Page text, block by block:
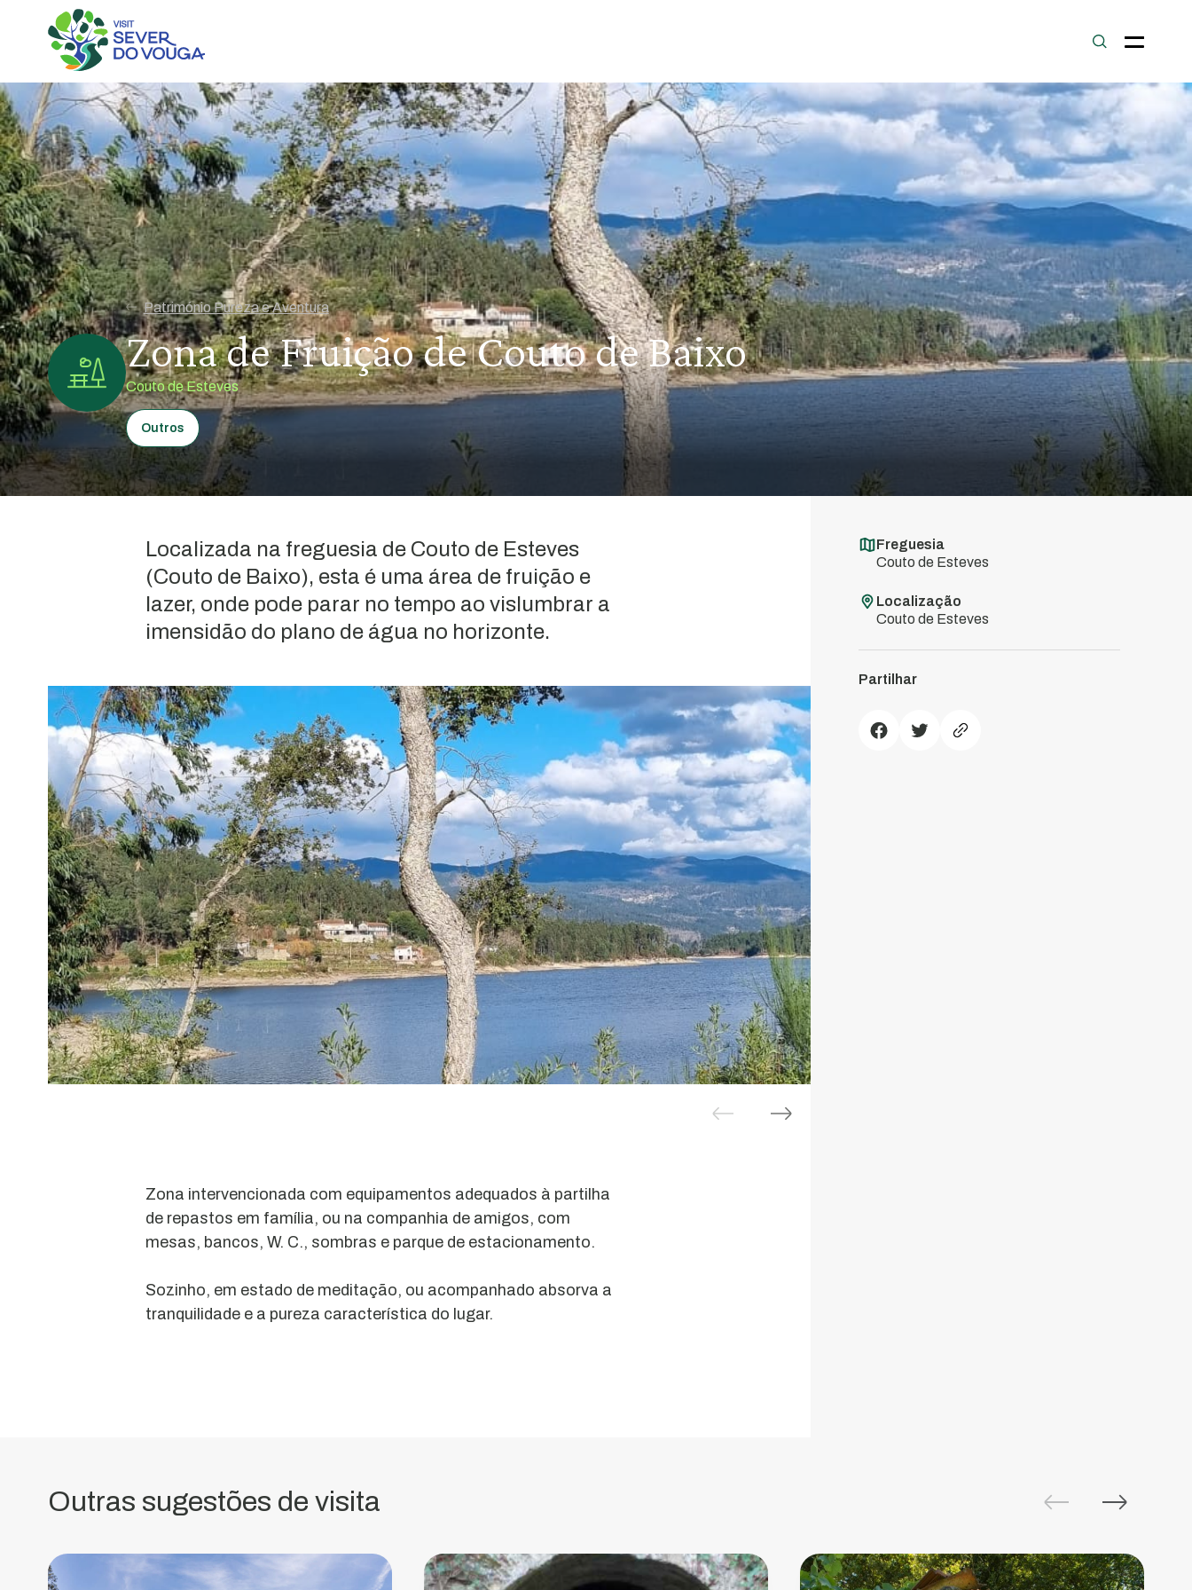
Património Pureza e Aventura
Zona de Fruição de Couto de Baixo
Couto de Esteves
Outros
Localizada na freguesia de Couto de Esteves
(Couto de Baixo), esta é uma área de fruição e
lazer, onde pode parar no tempo ao vislumbrar a
imensidão do plano de água no horizonte.
Zona intervencionada com equipamentos adequados à partilha
de repastos em família, ou na companhia de amigos, com
mesas, bancos, W. C., sombras e parque de estacionamento.
Sozinho, em estado de meditação, ou acompanhado absorva a
tranquilidade e a pureza característica do lugar.
Freguesia
Couto de Esteves
Localização
Couto de Esteves
Partilhar
Outras sugestões de visita
Grande
territorial
sustentada
Carta
Europeia
Mineira
do
Braçal
-
Antiga
é
como